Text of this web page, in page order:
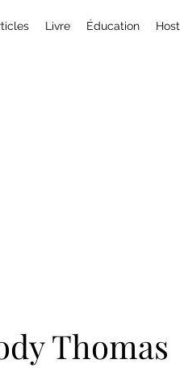
Livre Éducation Host
Thomas